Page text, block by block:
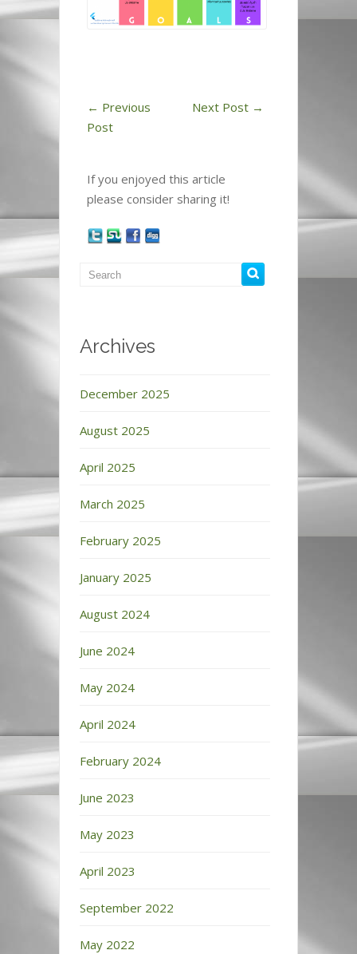
← Previous
Post
Next Post →
If you enjoyed this article
please consider sharing it!
Archives
December 2025
August 2025
April 2025
March 2025
February 2025
January 2025
August 2024
June 2024
May 2024
April 2024
February 2024
June 2023
May 2023
April 2023
September 2022
May 2022